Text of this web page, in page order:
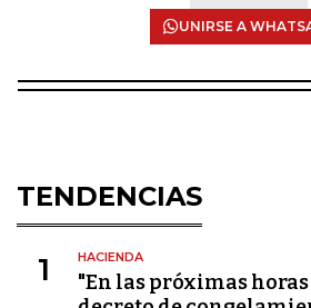
UNIRSE A
TENDENCIAS
1 HACIENDA
"En las próximas